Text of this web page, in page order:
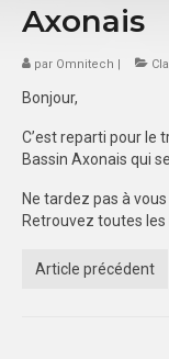
SPORTS CO
SPORTS IND
FORMATION
Axonais
par Omnitech |
Bonjour,
C’est reparti pour le
Bassin Axonais qui
Ne tardez pas à
Retrouvez toutes
Article précédent